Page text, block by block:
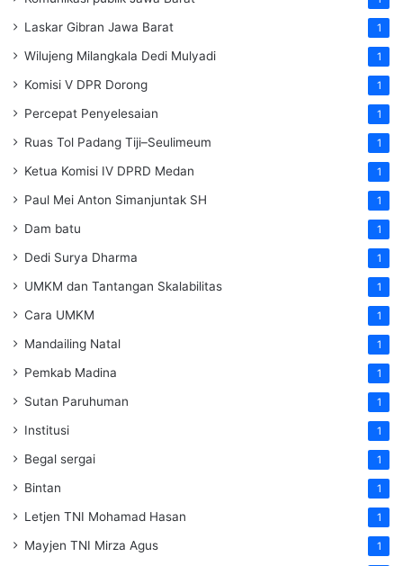
Laskar Gibran Jawa Barat 1
Wilujeng Milangkala Dedi Mulyadi 1
Komisi V DPR Dorong 1
Percepat Penyelesaian 1
Ruas Tol Padang Tiji–Seulimeum 1
Ketua Komisi IV DPRD Medan 1
Paul Mei Anton Simanjuntak SH 1
Dam batu 1
Dedi Surya Dharma 1
UMKM dan Tantangan Skalabilitas 1
Cara UMKM 1
Mandailing Natal 1
Pemkab Madina 1
Sutan Paruhuman 1
Institusi 1
Begal sergai 1
Bintan 1
Letjen TNI Mohamad Hasan 1
Mayjen TNI Mirza Agus 1